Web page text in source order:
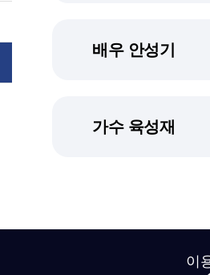
배우 안성기
가수 육성재
이